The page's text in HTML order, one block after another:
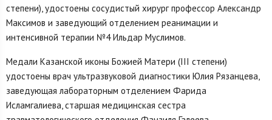
степени), удостоены сосудистый хирург профессор Александр
Максимов и заведующий отделением реанимации и
интенсивной терапии №4 Ильдар Муслимов.
Медали Казанской иконы Божией Матери (III степени)
удостоены врач ультразвуковой диагностики Юлия Рязанцева,
заведующая лабораторным отделением Фарида
Исламгалиева, старшая медицинская сестра